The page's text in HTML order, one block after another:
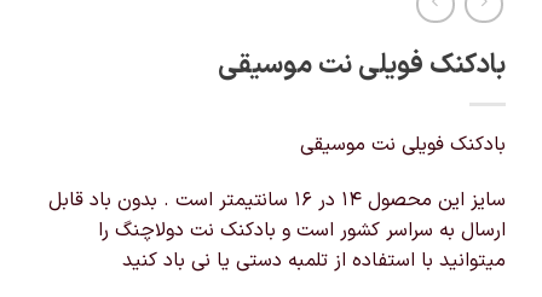
بادکنک فویلی نت موسیقی
بادکنک فویلی نت موسیقی
سایز این محصول ۱۴ در ۱۶ سانتیمتر است . بدون باد قابل
ارسال به سراسر کشور است و بادکنک نت دولاچنگ را
میتوانید با استفاده از تلمبه دستی یا نی باد کنید